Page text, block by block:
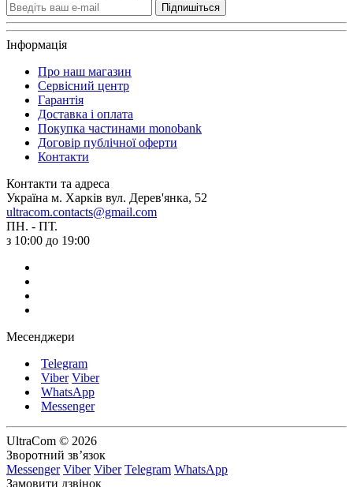
Підпишіться
Інформація
Про наш магазин
Сервісний центр
Гарантія
Доставка і оплата
Покупка частинами monobank
Договір публічної оферти
Контакти
Контакти та адреса
Україна м. Харків вул. Дерев'янка, 52
ultracom.contacts@gmail.com
ПН. - ПТ.
з 10:00 до 19:00
Месенджери
Telegram
Viber Viber
WhatsApp
Messenger
UltraCom © 2026
Зворотний зв’язок
Messenger Viber Viber Telegram WhatsApp
Замовити дзвінок